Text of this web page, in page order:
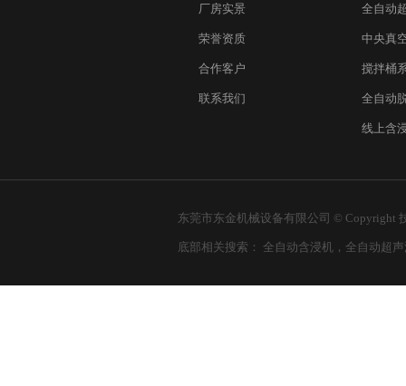
厂房实景
荣誉资质
合作客户
联系我们
全自动
中央真
搅拌桶
全自动
线上含
东莞市东金机械设备有限公司 © Copyright
底部相关搜索： 全自动含浸机 ， 全自动超